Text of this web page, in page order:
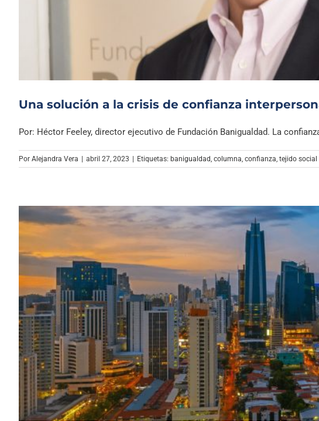
Una solución a la crisis de confianza
Por: Héctor Feeley, director ejecutivo de Fundación Banigualdad. La
Por Alejandra Vera | abril 27, 2023 | Etiquetas: banigualdad columna confianza tejido social